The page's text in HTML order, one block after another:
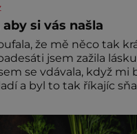
si vás našla
že mě něco tak
jsem zažila
se vdávala, když mi
a byl to tak říkajíc
muž. Manželství nám
zjistili, že